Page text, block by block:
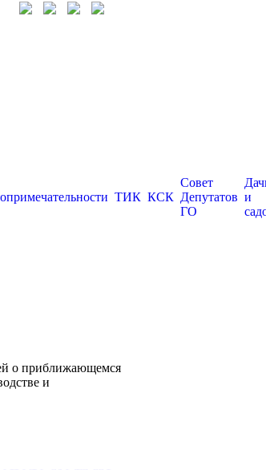
ТИК КСК
Совет
Депутатов
ГО
и
о приближающемся
и